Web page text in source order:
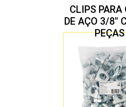
CLIPS PARA
DE AÇO 3/8″
PEÇAS